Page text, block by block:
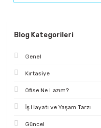
Blog Kategorileri
Genel
Kırtasiye
Ofise Ne Lazım?
İş Hayatı ve Yaşam Tarzı
Güncel